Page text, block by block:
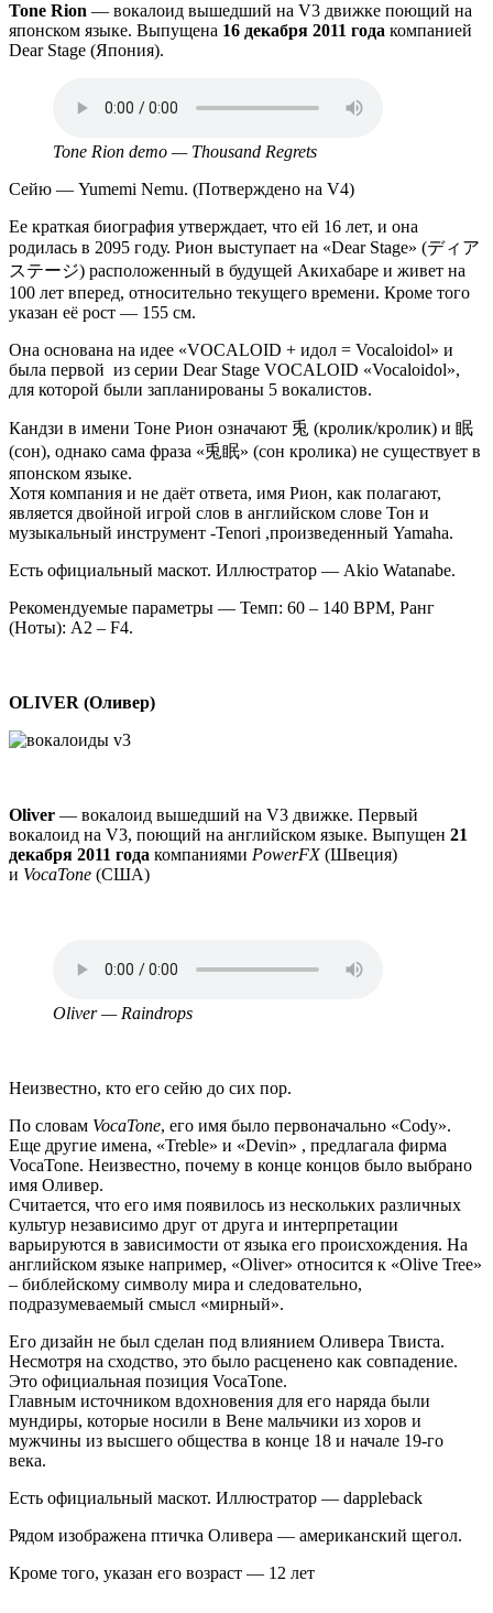
Tone Rion — вокалоид вышедший на V3 движке поющий на
японском языке. Выпущена 16 декабря 2011 года компанией
Dear Stage (Япония).
файл
Tone Rion demo — Thousand Regrets
Сейю — Yumemi Nemu. (Потверждено на V4)
Ее краткая биография утверждает, что ей 16 лет, и она
родилась в 2095 году. Рион выступает на «Dear Stage» (ディア
ステージ) расположенный в будущей Акихабаре и живет на
100 лет вперед, относительно текущего времени. Кроме того
указан её рост — 155 см.
Она основана на идее «VOCALOID + идол = Vocaloidol» и
была первой из серии Dear Stage VOCALOID «Vocaloidol»,
для которой были запланированы 5 вокалистов.
Кандзи в имени Тоне Рион означают 兎 (кролик/кролик) и 眠
(сон), однако сама фраза «兎眠» (сон кролика) не существует в
японском языке.
Хотя компания и не даёт ответа, имя Рион, как полагают,
является двойной игрой слов в английском слове Тон и
музыкальный инструмент -Tenori ,произведенный Yamaha.
Есть официальный маскот. Иллюстратор — Akio Watanabe.
Рекомендуемые параметры — Темп: 60 – 140 BPM, Ранг
(Ноты): A2 – F4.
OLIVER (Оливер)
Oliver — вокалоид вышедший на V3 движке. Первый
вокалоид на V3, поющий на английском языке. Выпущен 21
декабря 2011 года компаниями PowerFX(Швеция)
и VocaTone (США)
файл
Oliver — Raindrops
Неизвестно, кто его сейю до сих пор.
По словам VocaTone, его имя было первоначально «Cody».
Еще другие имена, «Treble» и «Devin» , предлагала фирма
VocaTone. Неизвестно, почему в конце концов было выбрано
имя Оливер.
Считается, что его имя появилось из нескольких различных
культур независимо друг от друга и интерпретации
варьируются в зависимости от языка его происхождения. На
английском языке например, «Oliver» относится к «Olive Tree»
– библейскому символу мира и следовательно,
подразумеваемый смысл «мирный».
Его дизайн не был сделан под влиянием Оливера Твиста.
Несмотря на сходство, это было расценено как совпадение.
Это официальная позиция VocaTone.
Главным источником вдохновения для его наряда были
мундиры, которые носили в Вене мальчики из хоров и
мужчины из высшего общества в конце 18 и начале 19-го
века.
Есть официальный маскот. Иллюстратор — dappleback
Рядом изображена птичка Оливера — американский щегол.
Кроме того, указан его возраст — 12 лет